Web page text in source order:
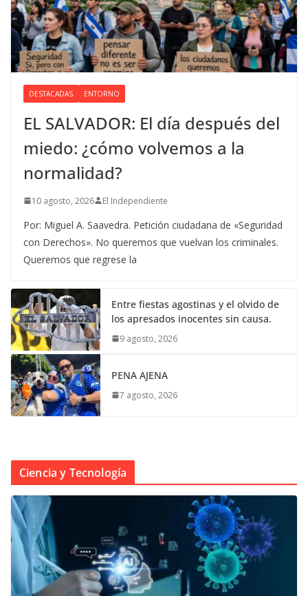
DESTACADAS ENTORNO
EL SALVADOR: El día después del
miedo: ¿cómo volvemos a la
normalidad?
10 agosto, 2026 El Independiente
Por: Miguel A. Saavedra. Petición ciudadana de «Seguridad
con Derechos». No queremos que vuelvan los criminales.
Queremos que regrese la
Entre fiestas agostinas y el olvido de
los apresados inocentes sin causa.
9 agosto, 2026
PENA AJENA
7 agosto, 2026
Ciencia y Tecnología